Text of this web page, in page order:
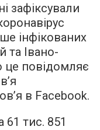
зафіксували
інфікованих
та Івано-
це повідомляє
в Facebook.
61 тис. 851